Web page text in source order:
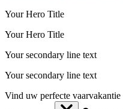
Your Hero Title
Your Hero Title
Your secondary line text
Your secondary line text
Vind uw perfecte vaarvakantie